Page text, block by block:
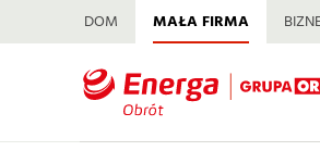
DOM MAŁA FIRMA